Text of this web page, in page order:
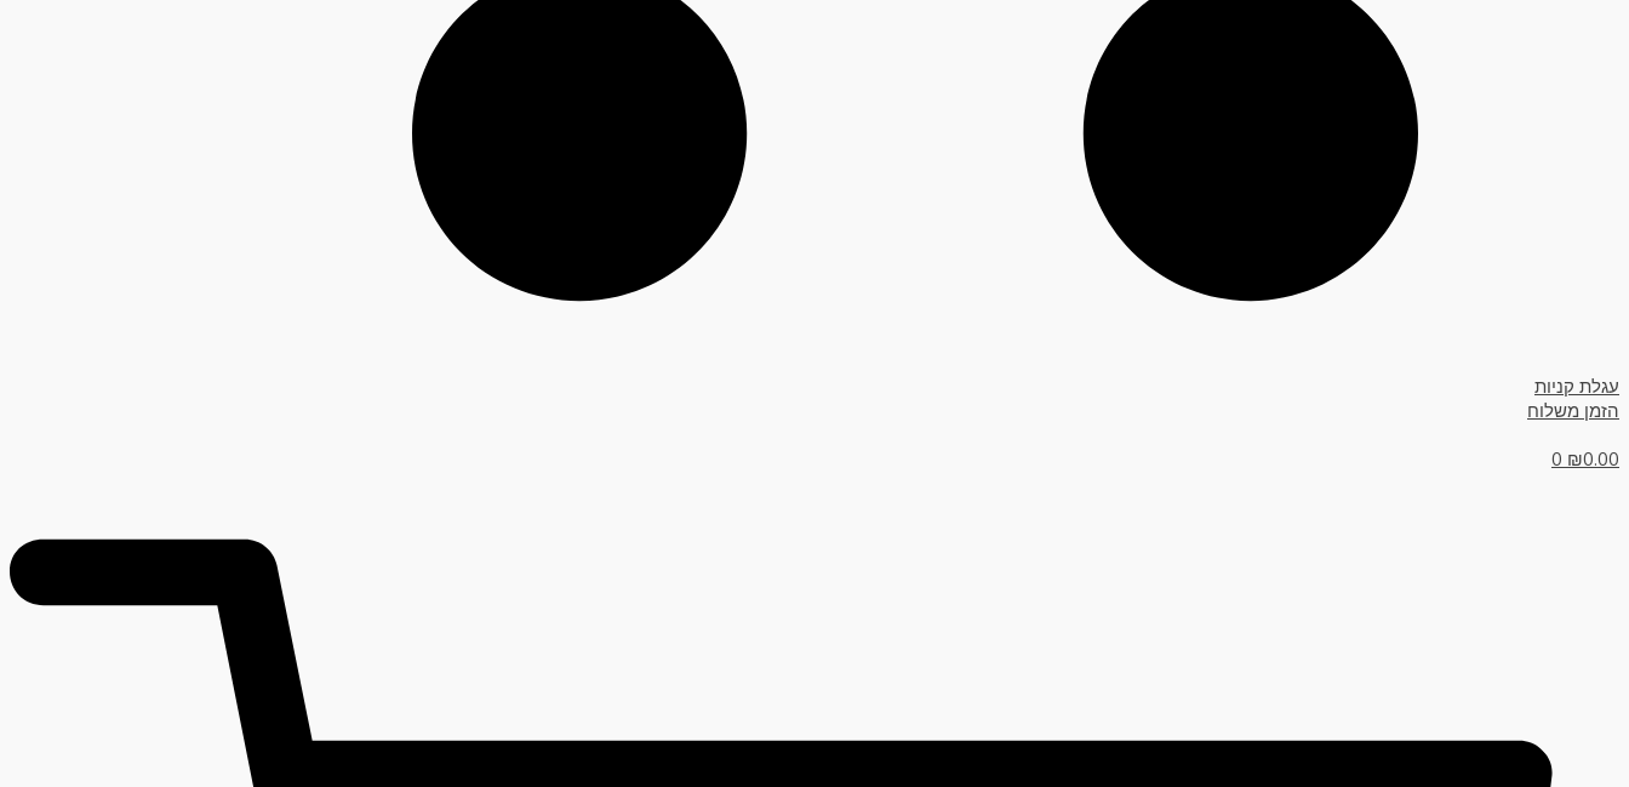
עגלת קניות
הזמן משלוח
₪0.00
0